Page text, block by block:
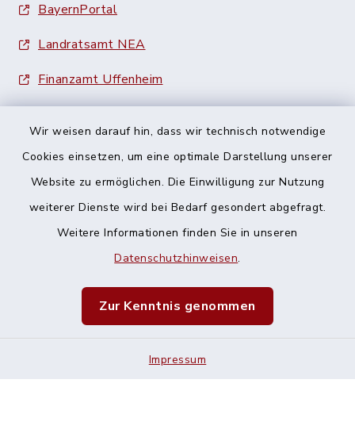
Wir weisen darauf hin, dass wir technisch notwendige
Cookies einsetzen, um eine optimale Darstellung unserer
Website zu ermöglichen. Die Einwilligung zur Nutzung
weiterer Dienste wird bei Bedarf gesondert abgefragt.
Weitere Informationen finden Sie in unseren
Datenschutzhinweisen.
Zur Kenntnis genommen
Impressum
BayernPortal
Landratsamt NEA
Finanzamt Uffenheim
Barrierefreiheit
Sitemap